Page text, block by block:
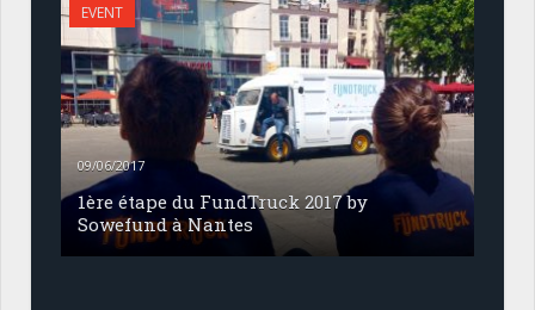
EVENT
09/06/2017
1ère étape du FundTruck 2017 by
Sowefund à Nantes